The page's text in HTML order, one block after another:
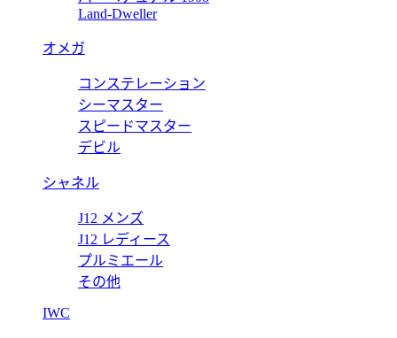
M30935 ガストン ウェアラブル ウォレット
Land-Dweller
オメガ
コンステレーション
シーマスター
スピードマスター
デビル
シャネル
J12 メンズ
J12 レディース
プルミエール
その他
IWC